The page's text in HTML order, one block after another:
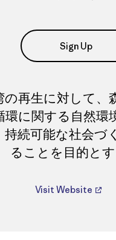
Sign Up
の再生に対して、
環に関する自然環
持続可能な社会づ
ることを目的とす
Visit Website